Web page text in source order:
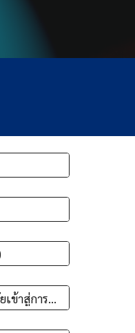
แบบฟอร์มเทียบโอนการศึกษานอกระบบและการศึกษาตามอัธยาศัยเข้าสู่การศึกษาในระบบ (PDF.)